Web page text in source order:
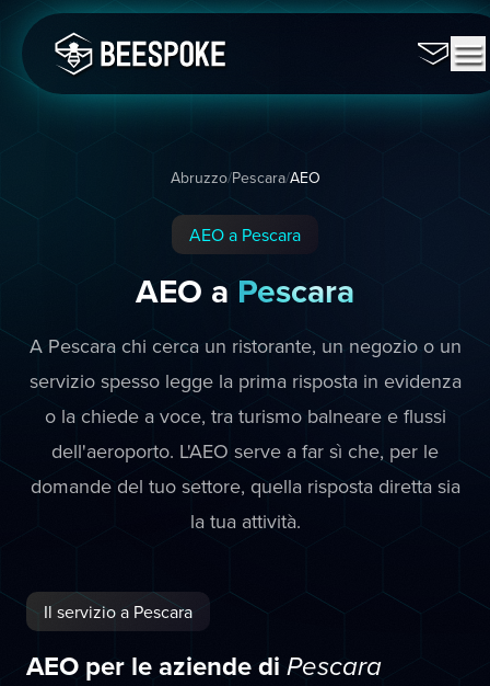
Abruzzo/Pescara/AEO
AEO a Pescara
AEO a Pescara
A Pescara chi cerca un ristorante, un negozio o un
servizio spesso legge la prima risposta in evidenza
o la chiede a voce, tra turismo balneare e flussi
dell'aeroporto. L'AEO serve a far sì che, per le
domande del tuo settore, quella risposta diretta sia
la tua attività.
Il servizio a Pescara
AEO per le aziende di Pescara